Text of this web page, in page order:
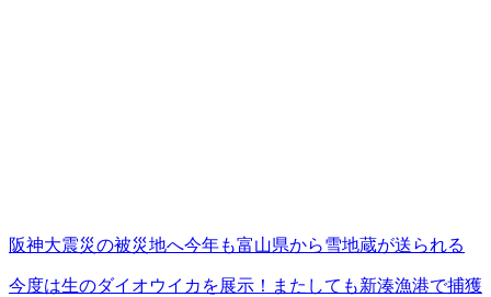
阪神大震災の被災地へ今年も富山県から雪地蔵が送られる
今度は生のダイオウイカを展示！またしても新湊漁港で捕獲